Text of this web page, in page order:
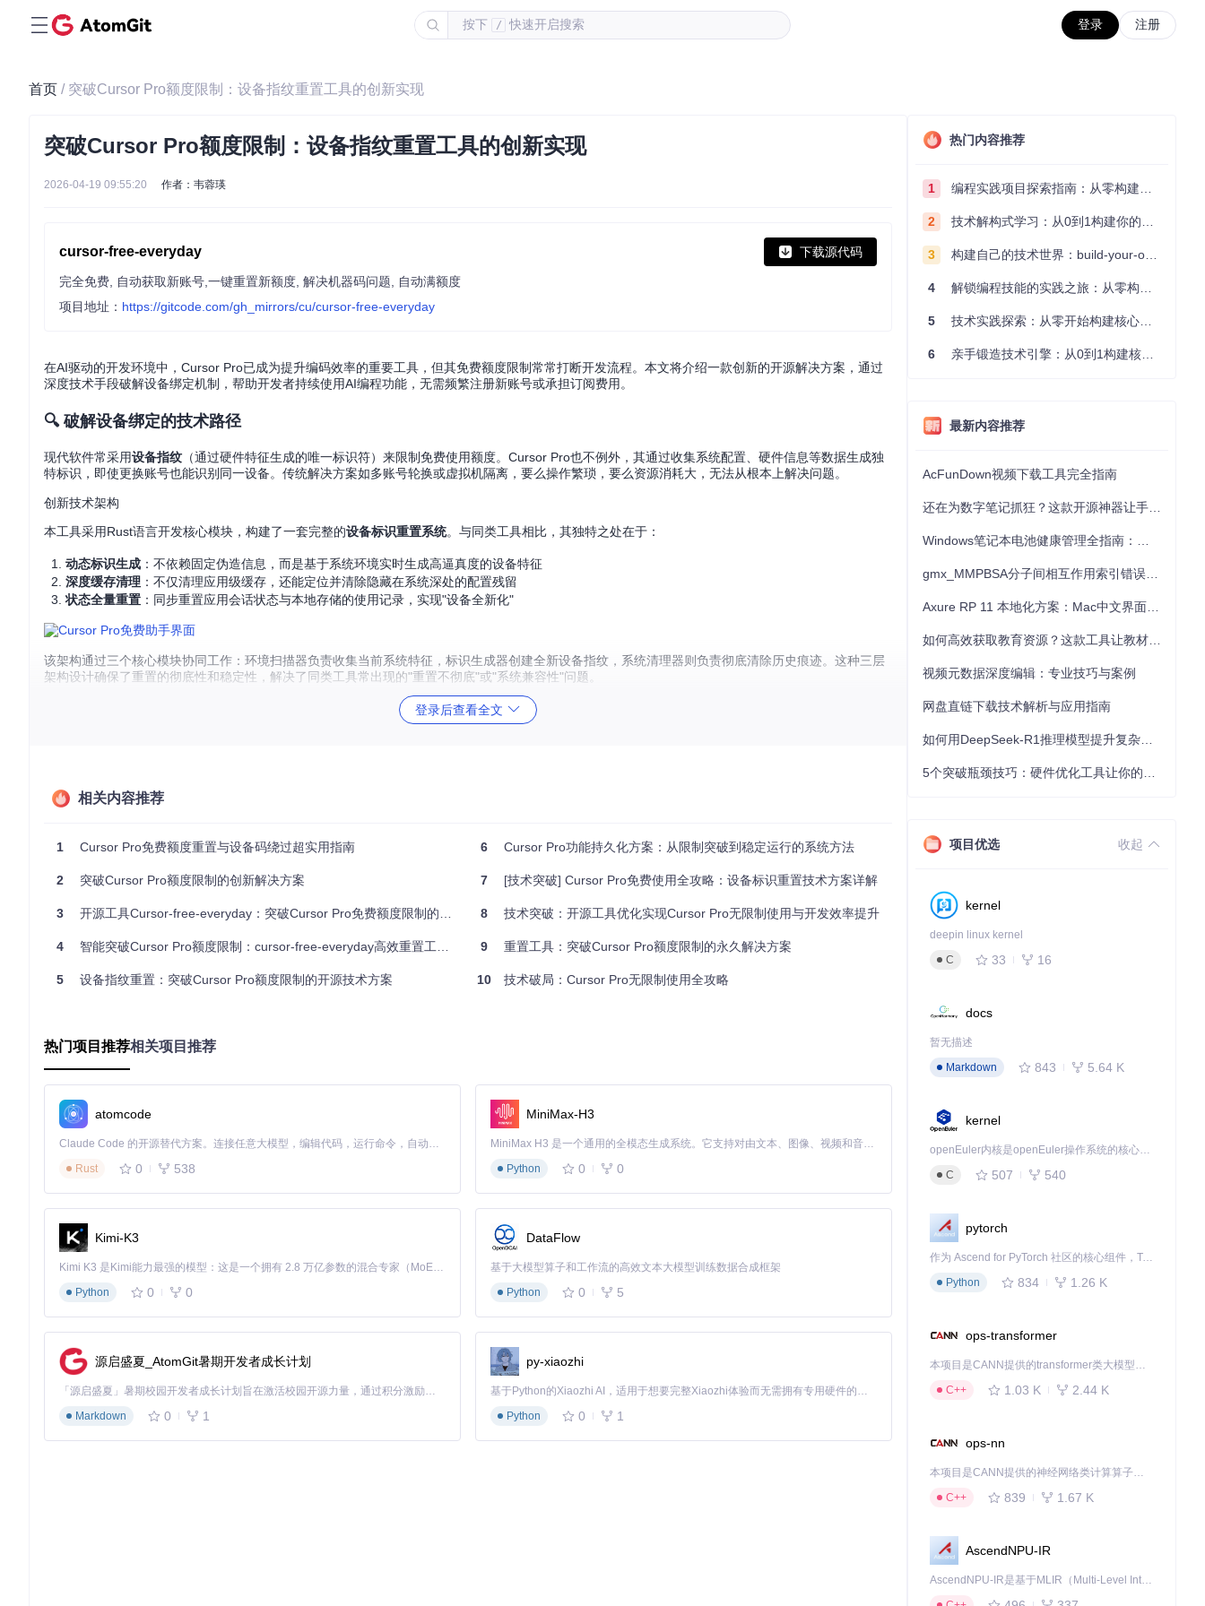
按下 / 快速开启搜索 登录 注册
首页 / 突破Cursor Pro额度限制：设备指纹重置工具的创新实现
突破Cursor Pro额度限制：设备指纹重置工具的创新实现
2026-04-19 09:55:20 作者：韦蓉瑛
cursor-free-everyday 下载源代码
完全免费, 自动获取新账号,一键重置新额度, 解决机器码问题, 自动满额度
项目地址： https://gitcode.com/gh_mirrors/cu/cursor-free-everyday
在AI驱动的开发环境中，Cursor Pro已成为提升编码效率的重要工具，但其免费额度限制常常打断开发流程。本文将介绍一款创新的开源解决方案，通过
深度技术手段破解设备绑定机制，帮助开发者持续使用AI编程功能，无需频繁注册新账号或承担订阅费用。
🔍 破解设备绑定的技术路径
现代软件常采用设备指纹 （通过硬件特征生成的唯一标识符）来限制免费使用额度。Cursor Pro也不例外，其通过收集系统配置、硬件信息等数据生成独
特标识，即使更换账号也能识别同一设备。传统解决方案如多账号轮换或虚拟机隔离，要么操作繁琐，要么资源消耗大，无法从根本上解决问题。
创新技术架构
本工具采用Rust语言开发核心模块，构建了一套完整的设备标识重置系统。与同类工具相比，其独特之处在于：
动态标识生成 ：不依赖固定伪造信息，而是基于系统环境实时生成高逼真度的设备特征
深度缓存清理 ：不仅清理应用级缓存，还能定位并清除隐藏在系统深处的配置残留
状态全量重置 ：同步重置应用会话状态与本地存储的使用记录，实现"设备全新化"
该架构通过三个核心模块协同工作：环境扫描器负责收集当前系统特征，标识生成器创建全新设备指纹，系统清理器则负责彻底清除历史痕迹。这种三层
架构设计确保了重置的彻底性和稳定性，解决了同类工具常出现的"重置不彻底"或"系统兼容性"问题。
📊 使用场景与优化建议
编程学习者
专业开发者：可在大型项目开发周期中设置定期自动重置，确保关键开发阶段不受额度限制影响
常见问题解决
后重试
频繁重置导致功能异常 解决方案：建议两次重置间隔不小于24小时，避免触发系统异常检测机制
macOS系统权限问题解决方案：在"系统偏好设置-安全性与隐私"中允许工具运行，必要时执行sudo xattr -r -d com.apple.quarantine 工具
路径
重置后登录失败解决方案：清除浏览器Cookie，使用无痕模式登录Cursor账号，避免账号与旧设备指纹关联
核心价值主张
这款开源工具通过技术创新为开发者带来三大核心价值：
使用自由：彻底摆脱额度限制，让AI编程辅助不再受使用时长约束
登录后查看全文
相关内容推荐
1 Cursor Pro免费额度重置与设备码绕过超实用指南
2 突破Cursor Pro额度限制的创新解决方案
3 开源工具Cursor-free-everyday：突破Cursor Pro免费额度限制的技术指南
4 智能突破Cursor Pro额度限制：cursor-free-everyday高效重置工具全解析
5 设备指纹重置：突破Cursor Pro额度限制的开源技术方案
6 Cursor Pro功能持久化方案：从限制突破到稳定运行的系统方法
7 [技术突破] Cursor Pro免费使用全攻略：设备标识重置技术方案详解
8 技术突破：开源工具优化实现Cursor Pro无限制使用与开发效率提升
9 重置工具：突破Cursor Pro额度限制的永久解决方案
10 技术破局：Cursor Pro无限制使用全攻略
热门项目推荐相关项目推荐
atomcode
Claude Code 的开源替代方案。连接任意大模型，编辑代码，运行命令，自动验证 — 全自动执行。用 Rust 构建，极致性能。 ｜ An open-source alternative to Claude Code. Connect any LLM, edit code, run commands, and verify changes — autonomously. Built in Rust for speed. Get Started
Rust
0 538
MiniMax-H3
MiniMax H3 是一个通用的全模态生成系统。它支持对由文本、图像、视频和音频组成的多模态上下文进行统一理解，并能生成分辨率高达 2K、时长可达 15 秒的带原生立体声音频的视频。得益于面向任务泛化的系统设计，H3 在预训练阶段就已具备广泛的多模态上下文理解与生成能力，能够出色地执行复杂的多模态指令。
Python
0 0
Kimi-K3
Kimi K3 是Kimi能力最强的模型：这是一个拥有 2.8 万亿参数的混合专家（MoE）模型，具备原生视觉理解能力，并支持 100 万 token 的上下文窗口。
Python
0 0
DataFlow
基于大模型算子和工作流的高效文本大模型训练数据合成框架
Python
0 5
源启盛夏_AtomGit暑期开发者成长计划
「源启盛夏」暑期校园开发者成长计划旨在激活校园开源力量，通过积分激励、认证扶持、资源倾斜等形式，引导高校组织和开发者完成「入驻 — 建项目 — 做贡献 — 获认证 — 得资源」的完整闭环。无论你是想带领社团入驻平台的组织者，还是希望用代码贡献证明自己的开发者，都能在这里找到属于你的成长路径。
Markdown
0 1
py-xiaozhi
基于Python的Xiaozhi AI，适用于想要完整Xiaozhi体验而无需拥有专用硬件的用户。
Python
0 1
热门内容推荐
1 编程实践项目探索指南：从零构建技术能力体系
2 技术解构式学习：从0到1构建你的编程知识体系
3 构建自己的技术世界：build-your-own-x项目的实践探索指南
4 解锁编程技能的实践之旅：从零构建你的技术世界
5 技术实践探索：从零开始构建核心系统的实践指南
6 亲手锻造技术引擎：从0到1构建核心系统的实践指南
最新内容推荐
AcFunDown视频下载工具完全指南
视频元数据深度编辑：专业技巧与案例
网盘直链下载技术解析与应用指南
项目优选 收起
kernel
deepin linux kernel
C
33 16
docs
暂无描述
Markdown
843 5.64 K
kernel
openEuler内核是openEuler操作系统的核心，既是系统性能与稳定性的基石，也是连接处理器、设备与服务的桥梁。
C
507 540
pytorch
作为 Ascend for PyTorch 社区的核心组件，TorchNPU 是昇腾专为 PyTorch 打造的深度学习适配插件，使 PyTorch 框架能够直接调用昇腾 NPU，为开发者提供昇腾 AI 处理器的超强算力。
Python
834 1.26 K
ops-transformer
本项目是CANN提供的transformer类大模型算子库，实现网络在NPU上加速计算。
C++
1.03 K 2.44 K
ops-nn
本项目是CANN提供的神经网络类计算算子库，实现网络在NPU上加速计算。
C++
839 1.67 K
AscendNPU-IR
AscendNPU-IR是基于MLIR（Multi-Level Intermediate Representation）构建的，面向昇腾亲和算子编译时使用的中间表示，提供昇腾完备表达能力，通过编译优化提升昇腾AI处理器计算效率，支持通过生态框架使能昇腾AI处理器与深度调优